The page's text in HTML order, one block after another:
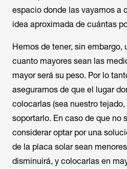
espacio donde las vayamos a
idea aproximada de cuántas
Hemos de tener, sin embargo,
cuanto mayores sean las
mayor será su peso. Por lo
asegurarnos de que el lugar
colocarlas (sea nuestro tejado,
soportarlo. En caso de que no
considerar optar por una
de la placa solar sean
disminuirá, y colocarlas en